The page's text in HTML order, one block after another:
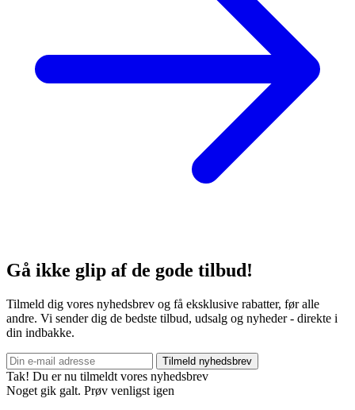
Gå ikke glip af de gode tilbud!
Tilmeld dig vores nyhedsbrev og få eksklusive rabatter, før alle
andre. Vi sender dig de bedste tilbud, udsalg og nyheder - direkte i
din indbakke.
Tilmeld nyhedsbrev
Tak! Du er nu tilmeldt vores nyhedsbrev
Noget gik galt. Prøv venligst igen